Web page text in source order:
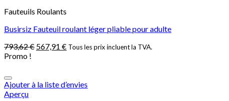
Fauteuils Roulants
Busirsiz Fauteuil roulant léger pliable pour adulte
793,62€ 567,91 € Tous les prix incluent la TVA.
Promo !
Ajouter à la liste d’envies
Aperçu